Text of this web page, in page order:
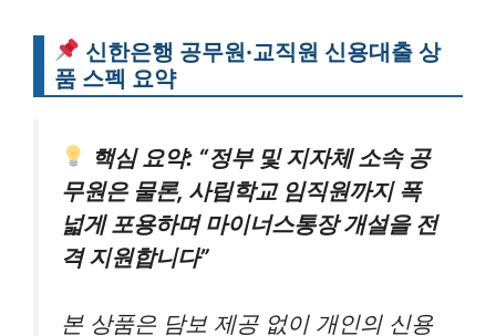
신한은행 공무원·교직원 신용대출 상
품 스펙 요약
핵심 요약: “정부 및 지자체 소속 공
무원은 물론, 사립학교 임직원까지 폭
넓게 포용하며 마이너스통장 개설을 전
격 지원합니다”
본 상품은 담보 제공 없이 개인의 신용